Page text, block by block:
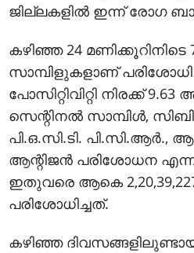
ജില്ലകളില്‍ ഇന്ന് രോഗ
കഴിഞ്ഞ 24 മണിക്കൂറിനിടെ
സാമ്പിളുകളാണ്
പോസിറ്റിവിറ്റി നിരക്ക്
സെന്റിനല്‍ സാമ്പിള്‍, സിബി
പി.ഒ.സി.ടി. പി.സി.ആര്‍.,
ആന്റിജന്‍ പരിശോധന
ഇതുവരെ ആകെ
പരിശോധിച്ചത്.
കഴിഞ്ഞ